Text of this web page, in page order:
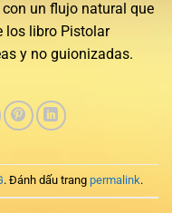
un flujo natural que
los libro Pistolar
y no guionizadas.
. Đánh dấu trang permalink.